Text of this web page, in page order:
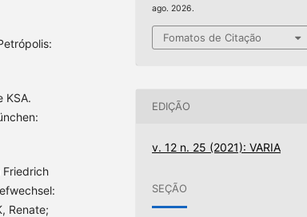
KSA.
Friedrich
Renate;
ago. 2026.
Fomatos de Citação
EDIÇÃO
v. 12 n. 25 (2021): VARIA
SEÇÃO